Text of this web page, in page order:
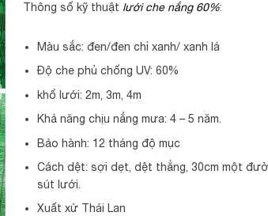
Thông số kỹ thuật lưới che nắng 60%:
Màu sắc: đen/đen chỉ xanh/ xanh lá
Độ che phủ chống UV: 60%
khổ lưới: 2m, 3m, 4m
Khả năng chịu nắng mưa: 4 – 5 năm.
Bảo hành: 12 tháng độ mục
Cách dệt: sợi dẹt, dệt thẳng, 30cm một
sút lưới.
Xuất xứ Thái Lan